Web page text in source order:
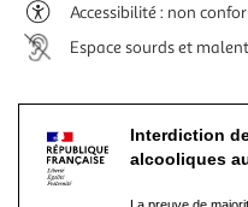
Accessibilité : non
Espace sourds et
Interdiction
alcooliques
La preuve de